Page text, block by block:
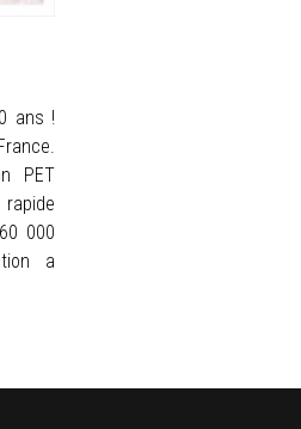
ans !
PET
000
a